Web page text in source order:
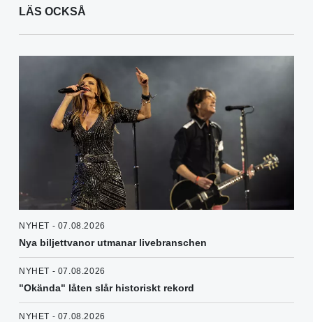
LÄS OCKSÅ
NYHET - 07.08.2026
Nya biljettvanor utmanar livebranschen
NYHET - 07.08.2026
"Okända" låten slår historiskt rekord
NYHET - 07.08.2026